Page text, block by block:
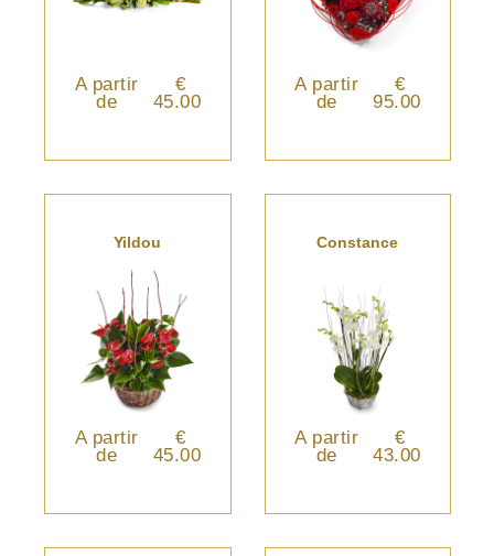
A partir
de
€
45.00
A partir
de
€
95.00
Yildou
A partir
de
€
45.00
Constance
A partir
de
€
43.00